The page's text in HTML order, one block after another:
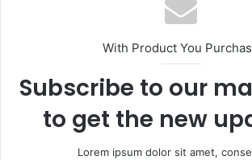
With Product You
Subscribe to our
to get the new
Lorem ipsum dolor sit amet,